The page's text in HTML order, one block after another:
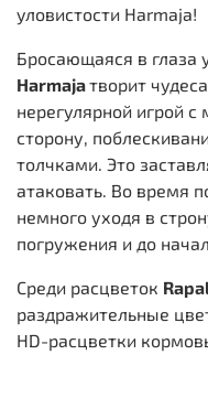
уловистости Harmaja!
Бросающаяся в глаза
Harmajaтворит
нерегулярной игрой
сторону,
толчками. Это
атаковать. Во время
немного уходя в
погружения и до
Среди расцветок
раздражительные
HD-расцветки